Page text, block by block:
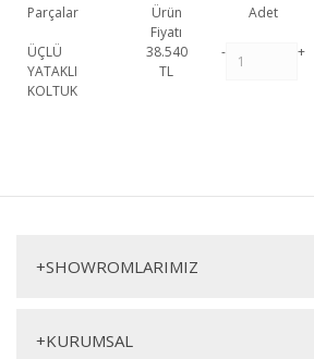
Parçalar
Ürün
Fiyatı
Adet
ÜÇLÜ
YATAKLI
KOLTUK
38.540
TL
- +
Ahenk Üçlü Koltuk
+SHOWROMLARIMIZ
+KURUMSAL